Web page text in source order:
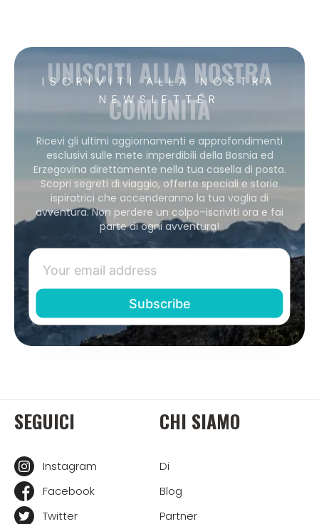
ISCRIVITI ALLA NOSTRA
NEWSLETTER
UNISCITI ALLA NOSTRA
COMUNITÀ
Ricevi gli ultimi aggiornamenti e approfondimenti
esclusivi sulle mete imperdibili della Bosnia ed
Erzegovina direttamente nella tua casella di posta.
Scopri segreti di viaggio, offerte speciali e storie
ispiratrici che accenderanno la tua voglia di
avventura. Non perdere un colpo–iscriviti ora e fai
parte di ogni avventura!
SEGUICI
Instagram
Facebook
Twitter
CHI SIAMO
Di
Blog
Partner